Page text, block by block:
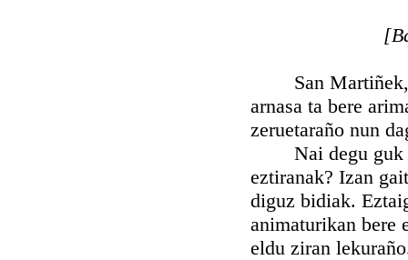
San Martiñek,
arnasa ta bere
zeruetaraño nun
Nai degu guk
eztiranak? Izan
diguz bidiak.
animaturikan bere
eldu ziran